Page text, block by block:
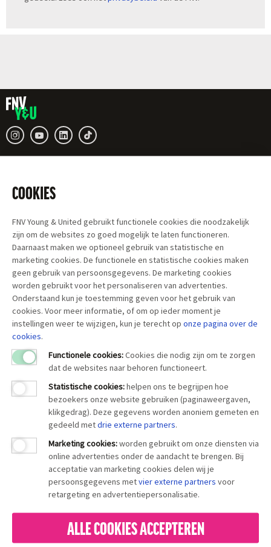
COOKIES
FNV Young & United gebruikt functionele cookies die noodzakelijk
zijn om de websites zo goed mogelijk te laten functioneren.
Daarnaast maken we optioneel gebruik van statistische en
marketing cookies. De functionele en statistische cookies maken
geen gebruik van persoonsgegevens. De marketing cookies
worden gebruikt voor het personaliseren van advertenties.
Onderstaand kun je toestemming geven voor het gebruik van
cookies. Voor meer informatie, of om op ieder moment je
instellingen weer te wijzigen, kun je terecht op onze pagina overde
cookies.
Functionele cookies:Cookies die nodig zijn om te zorgen
dat de websites naar behoren functioneert.
Statistische cookies:helpen ons te begrijpen hoe
bezoekers onze website gebruiken (paginaweergaven,
klikgedrag). Deze gegevens worden anoniem gemeten en
gedeeld metdrie externe partners.
Marketing cookies:worden gebruikt om onze diensten via
online advertenties onder de aandacht te brengen. Bij
acceptatie van marketing cookies delen wij je
persoonsgegevens metvier externe partners voor
retargeting en advertentiepersonalisatie.
ALLE COOKIES ACCEPTEREN